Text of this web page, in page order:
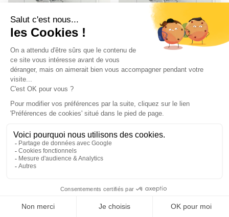
EVIER
murale blanc
50x35x24 cm résine
(Blanc)
81,00€
EVIER
murale blanc